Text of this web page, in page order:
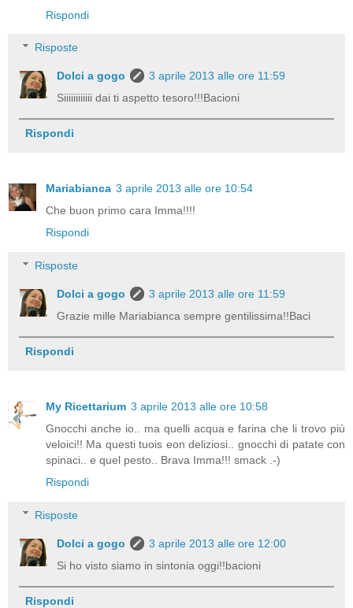
Rispondi
Risposte
Dolci a gogo
3 aprile 2013 alle ore 11:59
Siiiiiiiiiiii dai ti aspetto tesoro!!!Bacioni
Rispondi
Mariabianca 3 aprile 2013 alle ore 10:54
Che buon primo cara Imma!!!!
Rispondi
Risposte
Dolci a gogo
3 aprile 2013 alle ore 11:59
Grazie mille Mariabianca sempre gentilissima!!Baci
Rispondi
My Ricettarium 3 aprile 2013 alle ore 10:58
Gnocchi anche io.. ma quelli acqua e farina che li trovo più
veloici!! Ma questi tuois eon deliziosi.. gnocchi di patate con
spinaci.. e quel pesto.. Brava Imma!!! smack .-)
Rispondi
Risposte
Dolci a gogo
3 aprile 2013 alle ore 12:00
Si ho visto siamo in sintonia oggi!!bacioni
Rispondi